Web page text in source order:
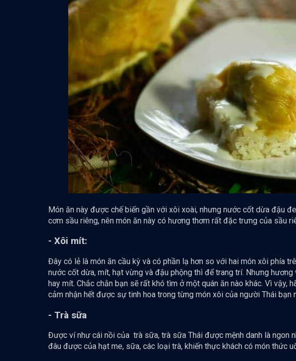
Món ăn này được chế biến gần với xôi xoài, nhưng nước cốt dừa đậu
cơm sầu riêng, nên món ăn này có hương thơm rất đặc trưng của sầu
- Xôi mít:
Đây có lẻ là món ăn cầu kỳ và có phần lạ hơn so với hai món xôi phía
nước cốt dừa, mít, hạt vừng và đậu phộng thì để trang trí. Nhưng
hay mít. Chắc chắn bạn sẽ rất khó tìm ở một quán ăn nào khác. Vì vậy,
cảm nhận hết được sự tinh hoa trong từng món xôi của người Thái bạn
- Trà sữa
Được ví như cái nồi của trà sữa, trà sữa Thái được mệnh danh là ngon
đâu được của hạt me, sữa, các loại trà, khiến thực khách có món thức